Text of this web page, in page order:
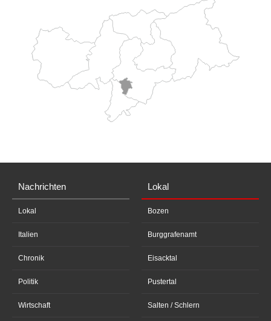
Nachrichten
Lokal
Italien
Chronik
Politik
Wirtschaft
Lokal
Bozen
Burggrafenamt
Eisacktal
Pustertal
Salten / Schlern